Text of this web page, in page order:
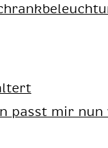
passt mir